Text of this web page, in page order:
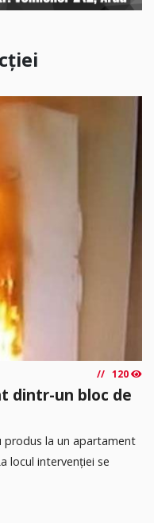
120
dintr-un bloc de
produs la un apartament
locul intervenției se